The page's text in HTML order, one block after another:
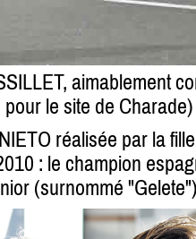
aimablement
pour le site de Charade)
réalisée par la
: le champion
(surnommé